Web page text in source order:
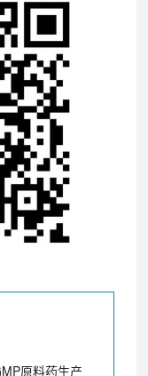
原料药生产